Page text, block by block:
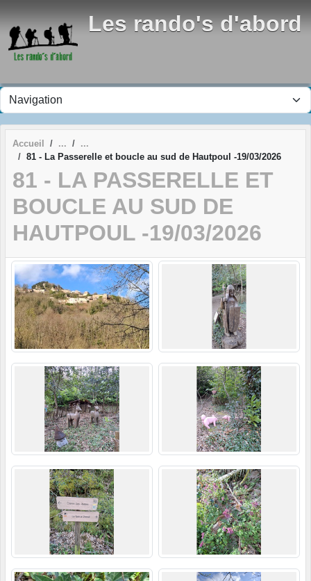
Les rando's d'abord
Accueil
81 - La Passerelle et boucle au sud de Hautpoul -19/03/2026
81 - LA PASSERELLE ET
BOUCLE AU SUD DE
HAUTPOUL -19/03/2026